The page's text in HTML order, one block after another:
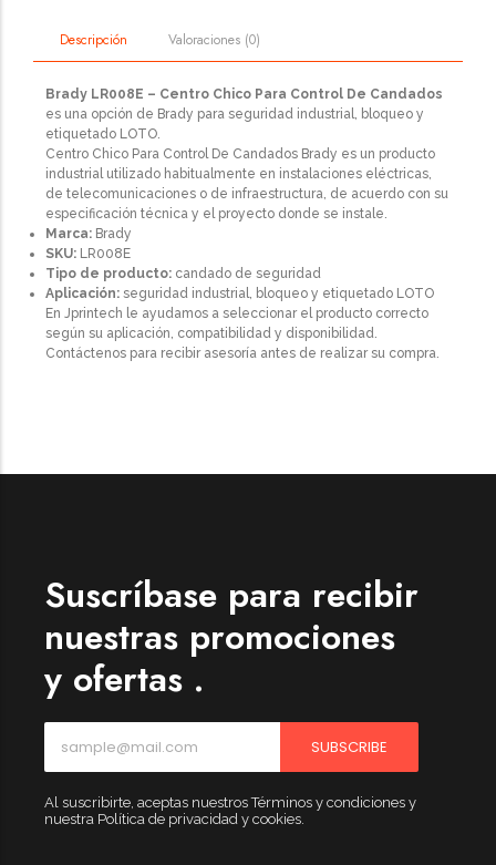
Descripción Valoraciones (0)
Brady LR008E – Centro Chico Para Control De Candados
es una opción de Brady para seguridad industrial, bloqueo y
etiquetado LOTO.
Centro Chico Para Control De Candados Brady es un producto
industrial utilizado habitualmente en instalaciones eléctricas,
de telecomunicaciones o de infraestructura, de acuerdo con su
especificación técnica y el proyecto donde se instale.
Marca: Brady
SKU: LR008E
Tipo de producto: candado de seguridad
Aplicación: seguridad industrial, bloqueo y etiquetado LOTO
En Jprintech le ayudamos a seleccionar el producto correcto
según su aplicación, compatibilidad y disponibilidad.
Contáctenos para recibir asesoría antes de realizar su compra.
Suscríbase para recibir
nuestras promociones
y ofertas .
SUBSCRIBE
Al suscribirte, aceptas nuestros Términos y condiciones y
nuestra Política de privacidad y cookies.